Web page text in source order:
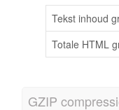
Tekst inhoud
Totale HTML
GZIP